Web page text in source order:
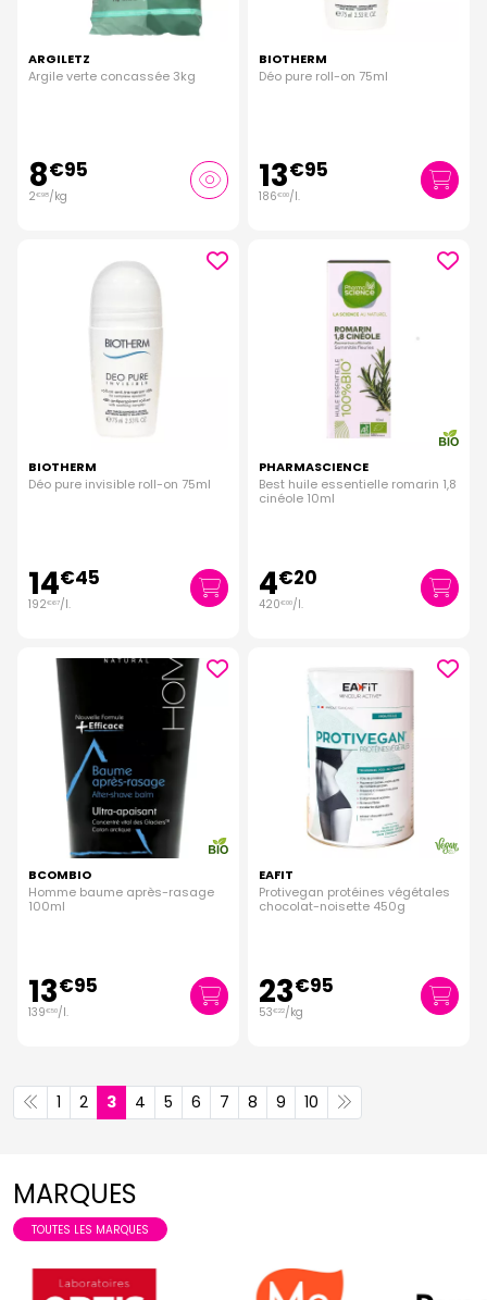
ARGILETZ
Argile verte concassée 3kg
8€95
2€98/kg
BIOTHERM
Déo pure roll-on 75ml
13€95
186€00/l.
BIOTHERM
Déo pure invisible roll-on 75ml
14€45
192€67/l.
PHARMASCIENCE
Best huile essentielle romarin 1,8
cinéole 10ml
4€20
420€00/l.
BCOMBIO
Homme baume après-rasage
100ml
13€95
139€50/l.
EAFIT
Protivegan protéines végétales
chocolat-noisette 450g
23€95
53€22/kg
1 2 3 4 5 6 7 8 9 10
MARQUES
TOUTES LES MARQUES